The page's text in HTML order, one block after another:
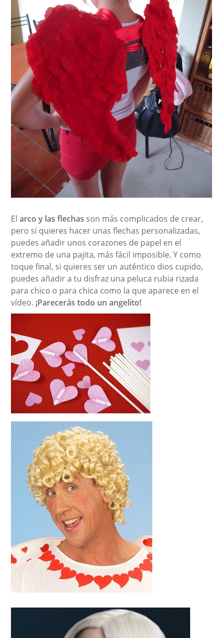
Elarco y las flechas son más complicados de crear,
pero si quieres hacer unas flechas personalizadas,
puedes añadir unos corazones de papel en el
extremo de una pajita, más fácil imposible. Y como
toque final, si quieres ser un auténtico dios cupido,
puedes añadir a tu disfraz una peluca rubia rizada
para chico o para chica como la que aparece en el
vídeo. ¡Parecerás todo un angelito!